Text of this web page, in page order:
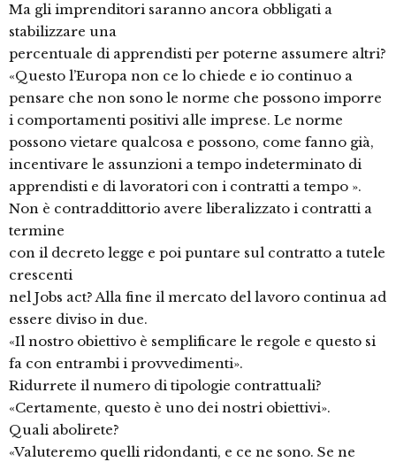
Ma gli imprenditori saranno ancora obbligati a
stabilizzare una
percentuale di apprendisti per poterne assumere altri?
«Questo l’Europa non ce lo chiede e io continuo a
pensare che non sono le norme che possono imporre
i comportamenti positivi alle imprese. Le norme
possono vietare qualcosa e possono, come fanno già,
incentivare le assunzioni a tempo indeterminato di
apprendisti e di lavoratori con i contratti a tempo ».
Non è contraddittorio avere liberalizzato i contratti a
termine
con il decreto legge e poi puntare sul contratto a tutele
crescenti
nel Jobs act? Alla fine il mercato del lavoro continua ad
essere diviso in due.
«Il nostro obiettivo è semplificare le regole e questo si
fa con entrambi i provvedimenti».
Ridurrete il numero di tipologie contrattuali?
«Certamente, questo è uno dei nostri obiettivi».
Quali abolirete?
«Valuteremo quelli ridondanti, e ce ne sono. Se ne